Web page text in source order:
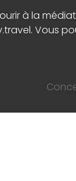
à la
. Vous